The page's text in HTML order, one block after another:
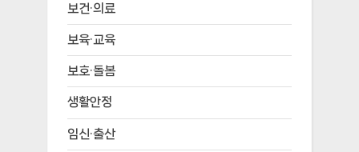
보건·의료
보육·교육
보호·돌봄
생활안정
임신·출산